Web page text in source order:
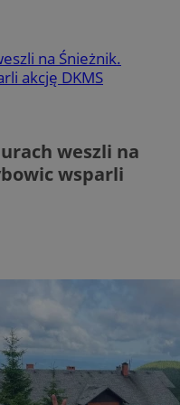
na Śnieżnik.
akcję DKMS
weszli na
wsparli